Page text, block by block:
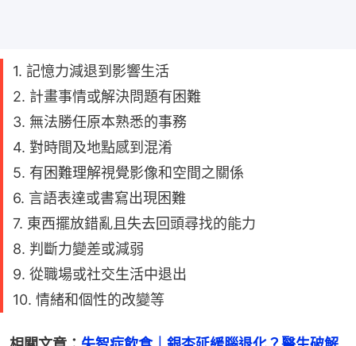
1. 記憶力減退到影響生活
2. 計畫事情或解決問題有困難
3. 無法勝任原本熟悉的事務
4. 對時間及地點感到混淆
5. 有困難理解視覺影像和空間之關係
6. 言語表達或書寫出現困難
7. 東西擺放錯亂且失去回頭尋找的能力
8. 判斷力變差或減弱
9. 從職場或社交生活中退出
10. 情緒和個性的改變等